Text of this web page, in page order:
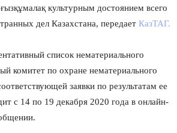
культурным достоянием всего
дел Казахстана, передает КазТАГ.
список нематериального
комитет по охране нематериального
заявки по результатам ее
с 14 по 19 декабря 2020 года в онлайн-